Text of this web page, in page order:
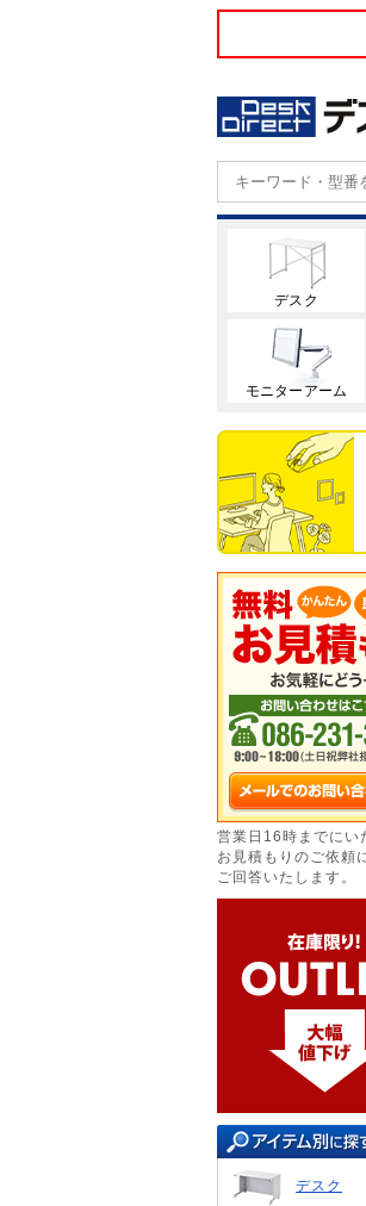
デスク
モニターアーム
営業日16時までにい
お見積もりのご依頼
ご回答いたします。
デスク